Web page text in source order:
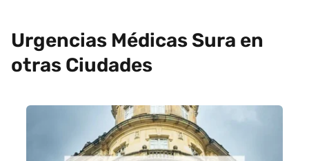
Urgencias Médicas Sura en
otras Ciudades